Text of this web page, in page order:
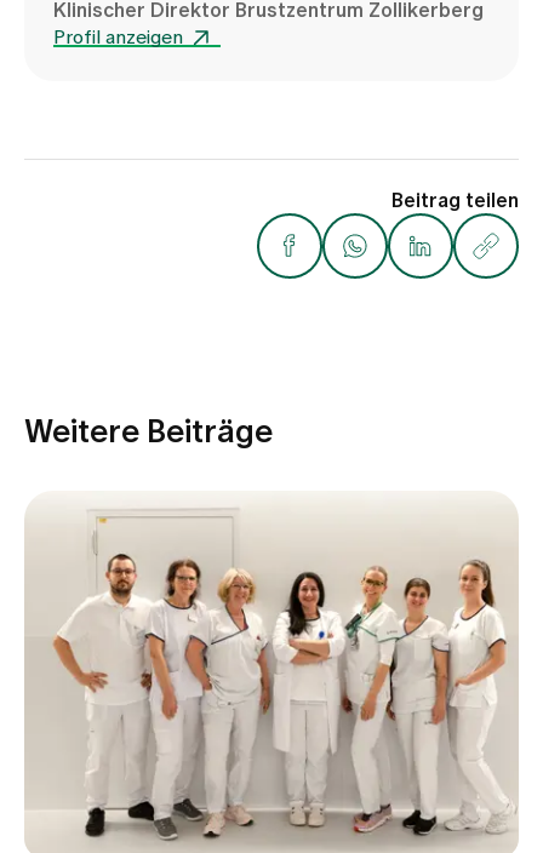
Klinischer Direktor Brustzentrum Zollikerberg
Profil anzeigen
Beitrag teilen
Weitere Beiträge